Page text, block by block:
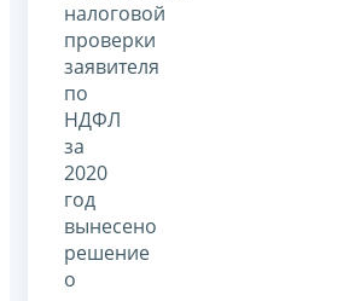
налоговой
проверки
заявителя
по
НДФЛ
за
2020
год
вынесено
решение
о